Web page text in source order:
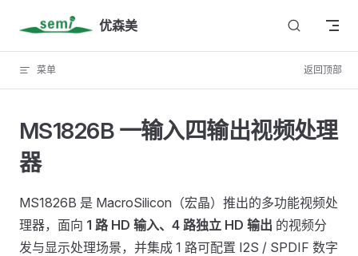
Skip to content 优森美
菜单 返回顶部
MS1826B 一输入四输出视频处理
器
MS1826B 是 MacroSilicon（宏晶）推出的多功能视频处
理器，面向 1 路 HD 输入、4 路独立 HD 输出 的视频分
发与显示处理场景，并集成 1 路可配置 I2S / SPDIF 数字